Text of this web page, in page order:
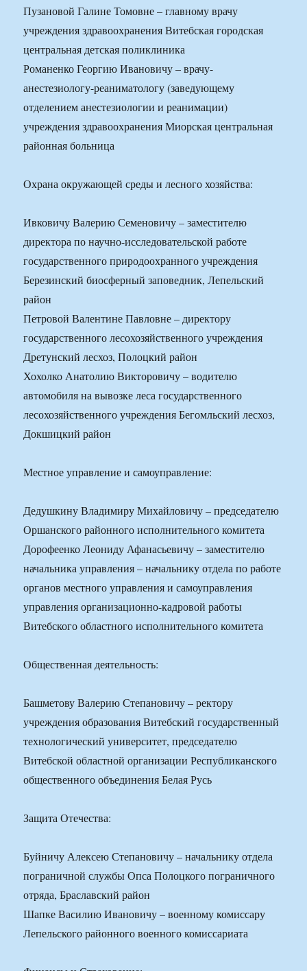
Пузановой Галине Томовне – главному врачу
учреждения здравоохранения Витебская городская
центральная детская поликлиника
Романенко Георгию Ивановичу – врачу-
анестезиологу-реаниматологу (заведующему
отделением анестезиологии и реанимации)
учреждения здравоохранения Миорская центральная
районная больница
Охрана окружающей среды и лесного хозяйства:
Ивковичу Валерию Семеновичу – заместителю
директора по научно-исследовательской работе
государственного природоохранного учреждения
Березинский биосферный заповедник, Лепельский
район
Петровой Валентине Павловне – директору
государственного лесохозяйственного учреждения
Дретунский лесхоз, Полоцкий район
Хохолко Анатолию Викторовичу – водителю
автомобиля на вывозке леса государственного
лесохозяйственного учреждения Бегомльский лесхоз,
Докшицкий район
Местное управление и самоуправление:
Дедушкину Владимиру Михайловичу – председателю
Оршанского районного исполнительного комитета
Дорофеенко Леониду Афанасьевичу – заместителю
начальника управления – начальнику отдела по работе
органов местного управления и самоуправления
управления организационно-кадровой работы
Витебского областного исполнительного комитета
Общественная деятельность:
Башметову Валерию Степановичу – ректору
учреждения образования Витебский государственный
технологический университет, председателю
Витебской областной организации Республиканского
общественного объединения Белая Русь
Защита Отечества:
Буйничу Алексею Степановичу – начальнику отдела
пограничной службы Опса Полоцкого пограничного
отряда, Браславский район
Шапке Василию Ивановичу – военному комиссару
Лепельского районного военного комиссариата